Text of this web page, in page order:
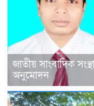
জাতীয় সাংবাদিক
অনুমোদন